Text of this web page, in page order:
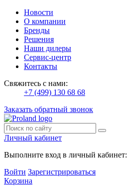
Новости
О компании
Бренды
Решения
Наши дилеры
Сервис-центр
Контакты
Свяжитесь с нами:
+7 (499) 130 68 68
Заказать обратный звонок
Личный кабинет
Выполните вход в личный кабинет:
Войти Зарегистрироваться
Корзина